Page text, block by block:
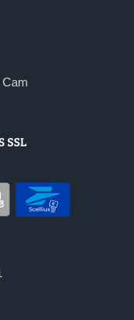
Cam
SSL